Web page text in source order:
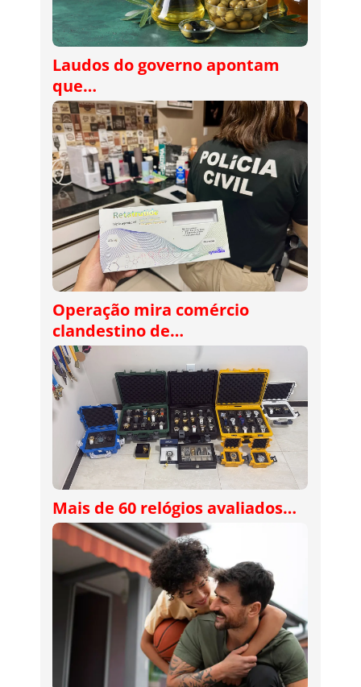
Laudos do governo apontam
que…
Operação mira comércio
clandestino de…
Mais de 60 relógios avaliados…